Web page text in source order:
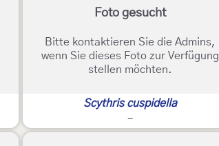
Foto gesucht
Bitte kontaktieren Sie die Admins,
wenn Sie dieses Foto zur Verfügung
stellen möchten.
Scythris cuspidella
-